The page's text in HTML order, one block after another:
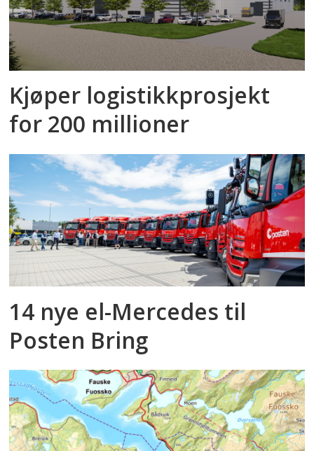
Kjøper logistikkprosjekt
for 200 millioner
14 nye el-Mercedes til
Posten Bring